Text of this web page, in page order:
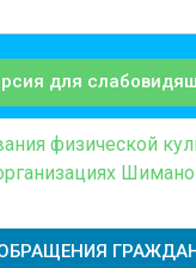
для
физической
ГРАЖДАН